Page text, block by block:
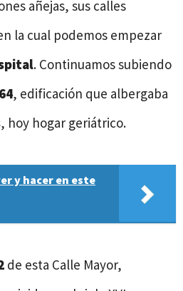
añejas, sus calles
la cual podemos empezar
. Continuamos subiendo
, edificación que albergaba
, hoy hogar geriátrico.
y hacer en este
de esta Calle Mayor,